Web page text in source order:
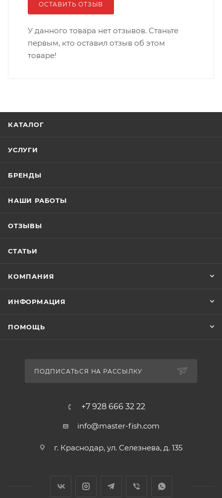
ОСТАВИТЬ ОТЗЫВ
У данного товара нет отзывов. Станьте
первым, кто оставил отзыв об этом
товаре!
КАТАЛОГ
УСЛУГИ
БРЕНДЫ
НАШИ РАБОТЫ
ОТЗЫВЫ
СТАТЬИ
КОМПАНИЯ
ИНФОРМАЦИЯ
ПОМОЩЬ
ПОДПИСАТЬСЯ НА РАССЫЛКУ
+7 928 666 32 22
info@master-fish.com
г. Краснодар, ул. Селезнева, д. 135